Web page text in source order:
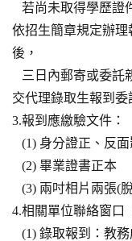
若尚未取得學歷證
依招生簡章規定辦
後，
三日內郵寄或委託
交代理錄取生報到委
3.報到應繳驗文件：
(1) 身分證正、反面
(2) 畢業證書正本
(3) 兩吋相片兩張(
4.相關單位聯絡窗口
(1) 錄取報到：教務